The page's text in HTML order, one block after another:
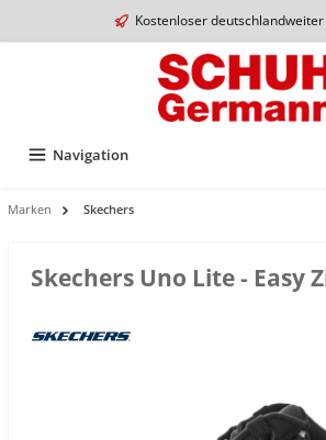
Kostenloser
Navigation
Marken Skechers
Skechers Uno Lite - Easy